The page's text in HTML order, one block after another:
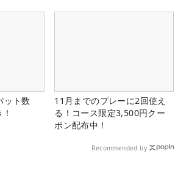
ット数
11月までのプレーに2回使え
る！コース限定3,500円クー
ポン配布中！
Recommended by